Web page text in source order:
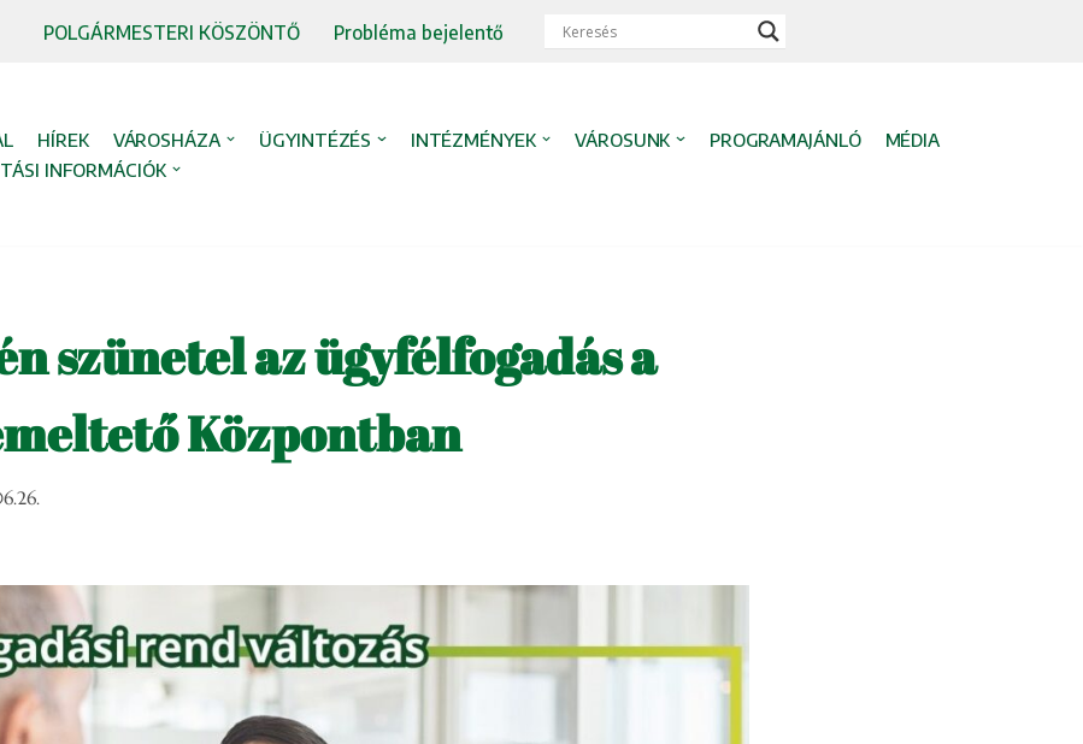
POLGÁRMESTERI KÖSZÖNTŐ Probléma bejelentő
HÍREK VÁROSHÁZA ÜGYINTÉZÉS INTÉZMÉNYEK VÁROSUNK PROGRAMAJÁNLÓ
MÉDIA
INFORMÁCIÓK
szünetel az ügyfélfogadás a
Központban